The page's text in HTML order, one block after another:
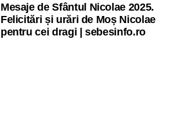
Mesaje de Sfântul Nicolae 2025.
Felicitări și urări de Moș Nicolae
pentru cei dragi | sebesinfo.ro